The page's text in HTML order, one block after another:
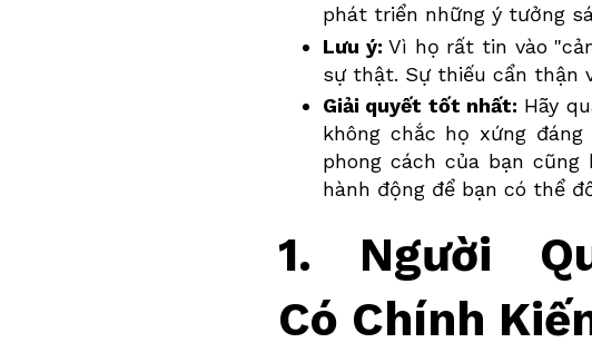
phát triển những ý tưởng
Lưu ý: Vì họ rất tin vào
sự thật. Sự thiếu cẩn thận
Giải quyết tốt nhất: Hãy
không chắc họ xứng
phong cách của bạn
hành động để bạn có thể
1. Người
Có Chính